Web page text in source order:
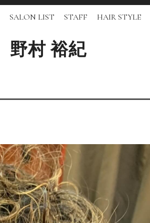
SALON LIST STAFF HAIR STYLE
野村 裕紀